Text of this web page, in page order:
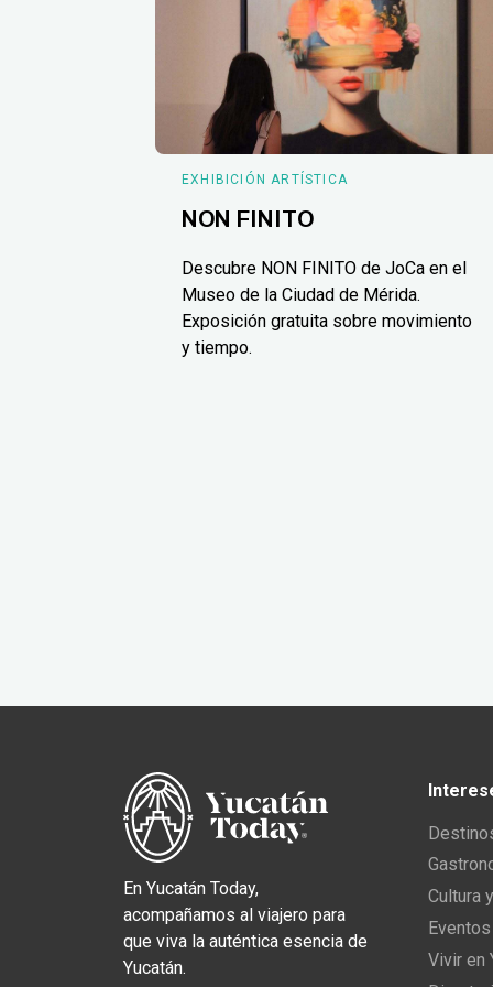
EXHIBICIÓN ARTÍSTICA
NON FINITO
Descubre NON FINITO de JoCa en el
Museo de la Ciudad de Mérida.
Exposición gratuita sobre movimiento
y tiempo.
En Yucatán Today,
acompañamos al viajero para
que viva la auténtica esencia de
Yucatán.
Cultura
Vivir en